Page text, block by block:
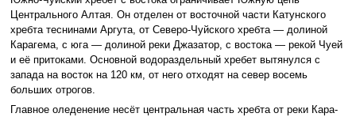
Центрального Алтая. Он отделен от восточной части Катунского
хребта теснинами Аргута, от Северо-Чуйского хребта — долиной
Карагема, с юга — долиной реки Джазатор, с востока — рекой Чуей
и её притоками. Основной водораздельный хребет вытянулся с
запада на восток на 120 км, от него отходят на север восемь
больших отрогов.
Главное оледенение несёт центральная часть хребта от реки Кара-